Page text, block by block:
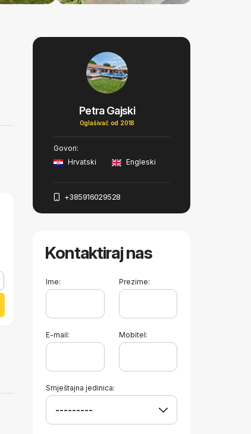
Petra Gajski
Oglašivač od 2018
Govori:
Hrvatski
Engleski
+385916029528
Kontaktiraj nas
Ime: Prezime:
E-mail: Mobitel:
Smještajna jedinica: